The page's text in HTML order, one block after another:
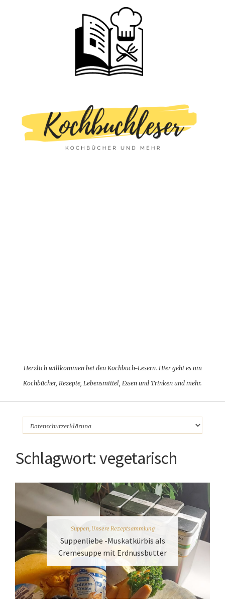
Herzlich willkommen bei den Kochbuch-Lesern. Hier geht es um
Kochbücher, Rezepte, Lebensmittel, Essen und Trinken und mehr.
Schlagwort:vegetarisch
Suppen Unsere Rezeptsammlung
Suppenliebe -Muskatkürbis als
Cremesuppe mit Erdnussbutter